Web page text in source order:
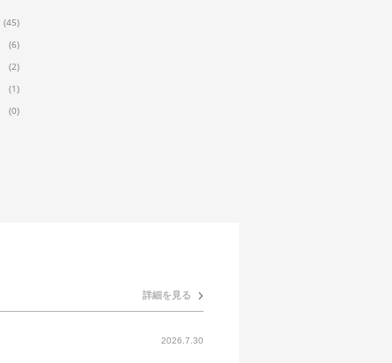
(45)
(6)
(2)
(1)
(0)
詳細を見る
2026.7.30